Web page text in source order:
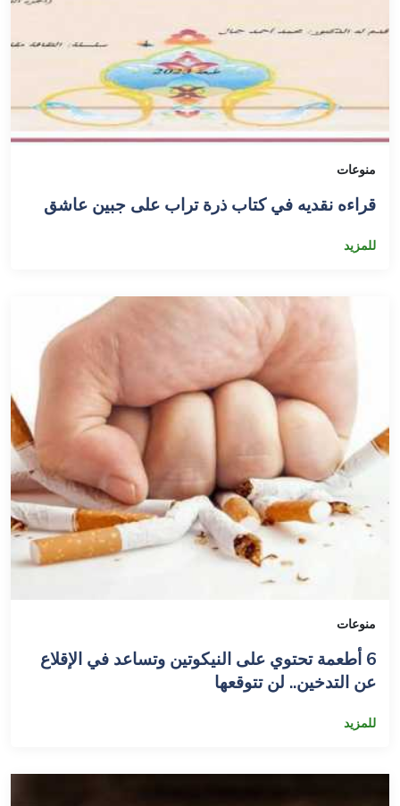
منوعات
قراءه نقديه في كتاب ذرة تراب على جبين عاشق
للمزيد
منوعات
6 أطعمة تحتوي على النيكوتين وتساعد في الإقلاع
عن التدخين.. لن تتوقعها
للمزيد